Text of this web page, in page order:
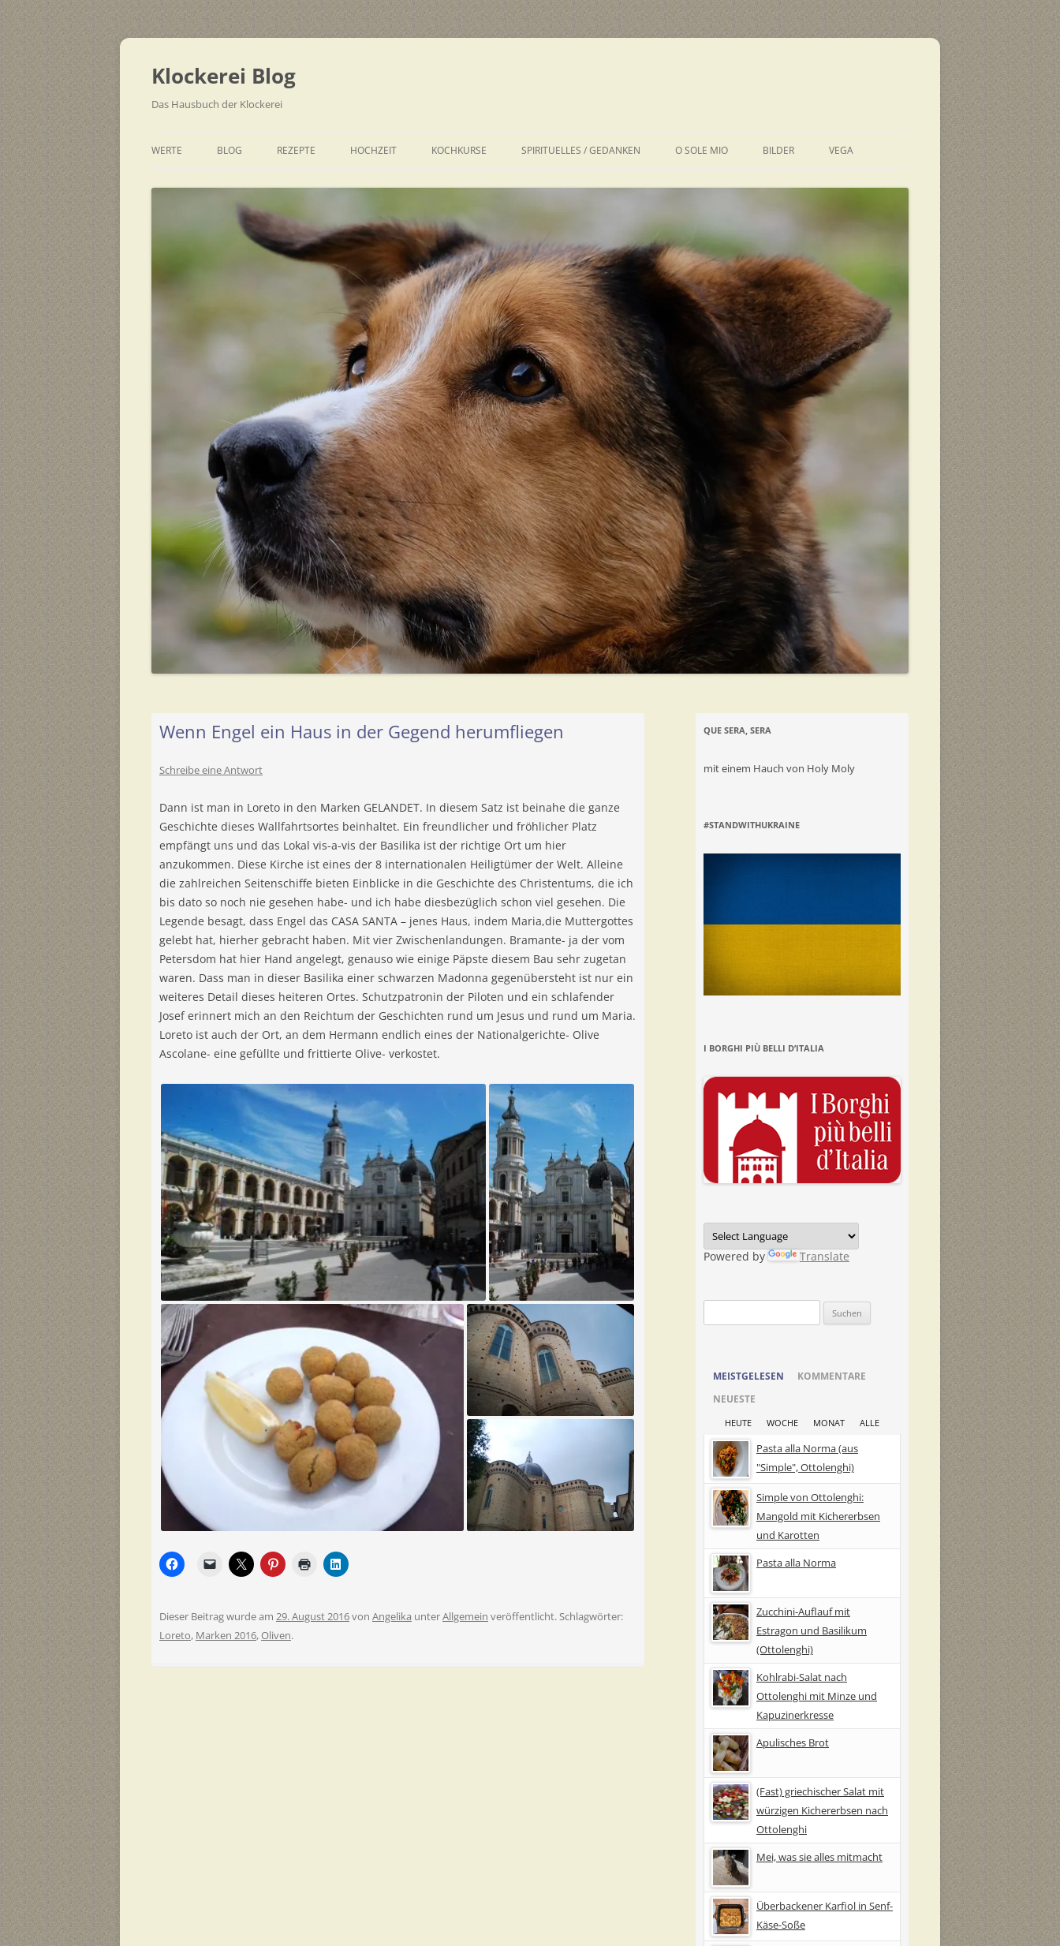
Zum
springen
Klockerei Blog
Das Hausbuch der Klockerei
WERTE BLOG REZEPTE
EINFACH
HOCHZEIT KOCHKURSE SPIRITUELLES / GEDANKEN O SOLE MIO BILDER VEGA
Wenn Engel ein Haus in der Gegend herumfliegen
Schreibe eine Antwort
Dann ist man in Loreto in den Marken GELANDET. In diesem Satz ist beinahe die ganze
Geschichte dieses Wallfahrtsortes beinhaltet. Ein freundlicher und fröhlicher Platz
empfängt uns und das Lokal vis-a-vis der Basilika ist der richtige Ort um hier
anzukommen. Diese Kirche ist eines der 8 internationalen Heiligtümer der Welt. Alleine
die zahlreichen Seitenschiffe bieten Einblicke in die Geschichte des Christentums, die ich
bis dato so noch nie gesehen habe- und ich habe diesbezüglich schon viel gesehen. Die
Legende besagt, dass Engel das CASA SANTA – jenes Haus, indem Maria,die Muttergottes
gelebt hat, hierher gebracht haben. Mit vier Zwischenlandungen. Bramante- ja der vom
Petersdom hat hier Hand angelegt, genauso wie einige Päpste diesem Bau sehr zugetan
waren. Dass man in dieser Basilika einer schwarzen Madonna gegenübersteht ist nur ein
weiteres Detail dieses heiteren Ortes. Schutzpatronin der Piloten und ein schlafender
Josef erinnert mich an den Reichtum der Geschichten rund um Jesus und rund um Maria.
Loreto ist auch der Ort, an dem Hermann endlich eines der Nationalgerichte- Olive
Ascolane- eine gefüllte und frittierte Olive- verkostet.
Dieser Beitrag wurde am 29. August 2016von Angelika unterAllgemein veröffentlicht. Schlagwörter:
Loreto, Marken 2016,Oliven.
QUE SERA, SERA
mit einem Hauch von Holy Moly
#STANDWITHUKRAINE
I BORGHI PIÙ BELLI D’ITALIA
Powered by Translate
nach:
MEISTGELESEN
KOMMENTARE
NEUESTE
HEUTE WOCHE MONAT ALLE
Pasta alla Norma (aus
"Simple", Ottolenghi)
Simple von Ottolenghi:
Mangold mit Kichererbsen
und Karotten
Pasta alla Norma
Zucchini-Auflauf mit
Estragon und Basilikum
(Ottolenghi)
Kohlrabi-Salat nach
Ottolenghi mit Minze und
Kapuzinerkresse
Apulisches Brot
(Fast) griechischer Salat mit
würzigen Kichererbsen nach
Ottolenghi
Mei, was sie alles mitmacht
Überbackener Karfiol in Senf-
Käse-Soße